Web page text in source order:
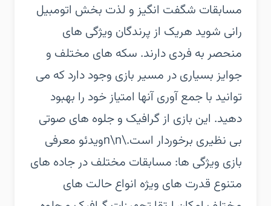
مسابقات شگفت انگیز و لذت بخش اتومبیل
رانی شوید هریک از پرندگان ویژگی های
منحصر به فردی دارند. سکه های مختلف و
جوایز بسیاری در مسیر بازی وجود دارد که می
توانید با جمع آوری آنها امتیاز خود را بهبود
دهید. این بازی از گرافیک و جلوه های صوتی
بی نظیری برخوردار است.\n\nویدئو معرفی
بازی‏ ویژگی ها:‏ مسابقات مختلف در جاده های
متنوع‏ قدرت های ویژه‏ انواع حالت های